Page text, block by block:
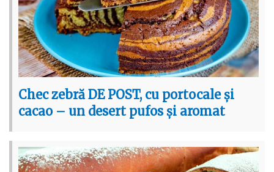
Chec zebră DE POST, cu portocale și
cacao – un desert pufos și aromat